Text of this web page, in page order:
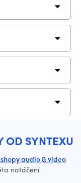
OD SYNTEXU
audio & video
natáčení